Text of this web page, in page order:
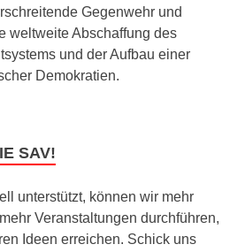
Gegenwehr und
weltweite Abschaffung des
und der Aufbau einer
Demokratien.
SAV!
unterstützt, können wir mehr
Veranstaltungen durchführen,
Ideen erreichen. Schick uns